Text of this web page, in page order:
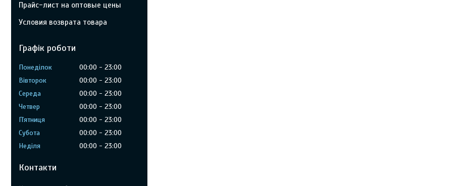
Прайс-лист на оптовые цены
Условия возврата товара
Графік роботи
Понеділок 00:00
23:00
Вівторок
00:00
23:00
Середа
00:00
23:00
Четвер
00:00
23:00
Пʼятниця
00:00
23:00
Субота
00:00
23:00
Неділя
00:00 23:00
Контакти